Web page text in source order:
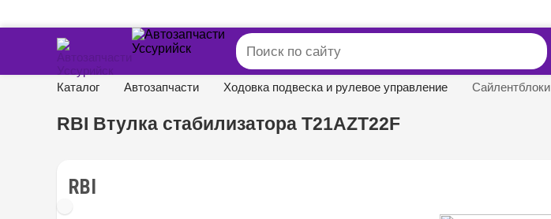
Каталог Автозапчасти Ходовка подвеска и рулевое управление Сайлентблоки
RBI Втулка стабилизатора T21AZT22F
RBI